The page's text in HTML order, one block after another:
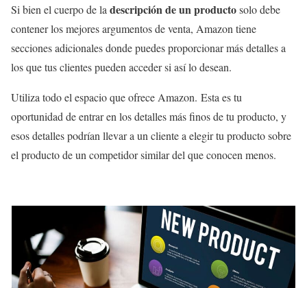
Si bien el cuerpo de la descripción de un productosolo debe
contener los mejores argumentos de venta, Amazon tiene
secciones adicionales donde puedes proporcionar más detalles a
los que tus clientes pueden acceder si así lo desean.
Utiliza todo el espacio que ofrece Amazon. Esta es tu
oportunidad de entrar en los detalles más finos de tu producto, y
esos detalles podrían llevar a un cliente a elegir tu producto sobre
el producto de un competidor similar del que conocen menos.